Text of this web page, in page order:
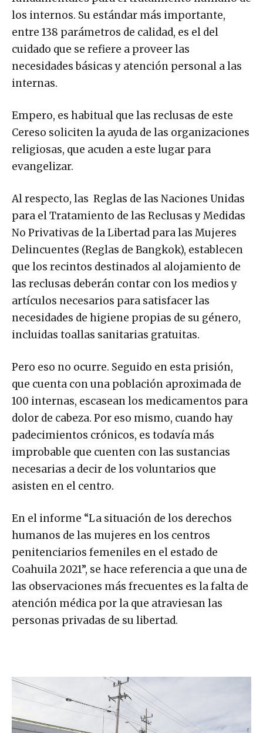
los internos. Su estándar más importante,
entre 138 parámetros de calidad, es el del
cuidado que se refiere a proveer las
necesidades básicas y atención personal a las
internas.
Empero, es habitual que las reclusas de este
Cereso soliciten la ayuda de las organizaciones
religiosas, que acuden a este lugar para
evangelizar.
Al respecto, las Reglas de las Naciones Unidas
para el Tratamiento de las Reclusas y Medidas
No Privativas de la Libertad para las Mujeres
Delincuentes (Reglas de Bangkok), establecen
que los recintos destinados al alojamiento de
las reclusas deberán contar con los medios y
artículos necesarios para satisfacer las
necesidades de higiene propias de su género,
incluidas toallas sanitarias gratuitas.
Pero eso no ocurre. Seguido en esta prisión,
que cuenta con una población aproximada de
100 internas, escasean los medicamentos para
dolor de cabeza. Por eso mismo, cuando hay
padecimientos crónicos, es todavía más
improbable que cuenten con las sustancias
necesarias a decir de los voluntarios que
asisten en el centro.
En el informe “La situación de los derechos
humanos de las mujeres en los centros
penitenciarios femeniles en el estado de
Coahuila 2021”, se hace referencia a que una de
las observaciones más frecuentes es la falta de
atención médica por la que atraviesan las
personas privadas de su libertad.